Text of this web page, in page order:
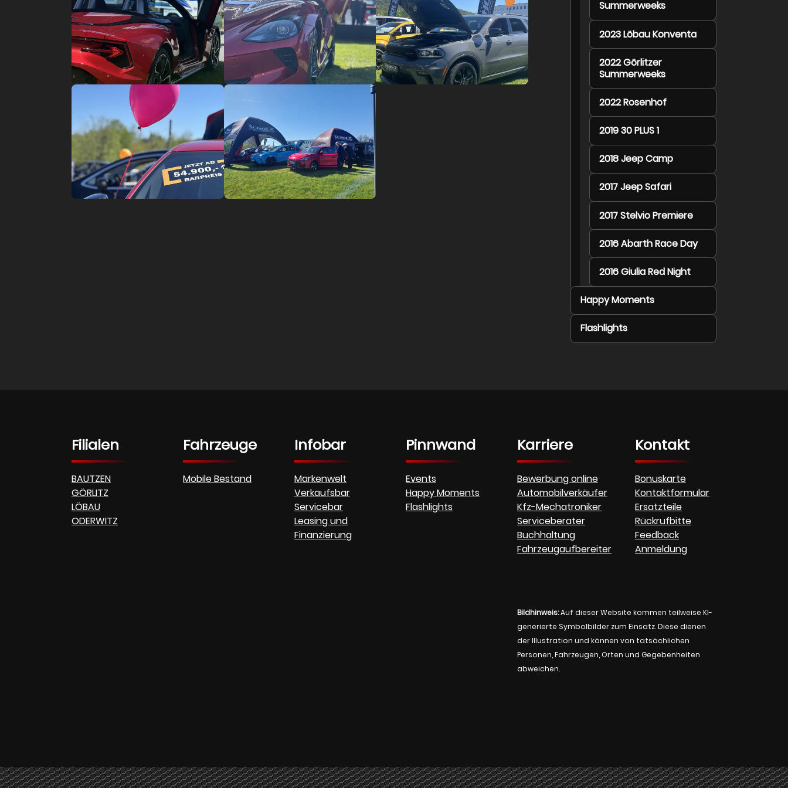
Show larger version Show larger version
Summerweeks
2023 Löbau Konventa
2022 Görlitzer
Summerweeks
2022 Rosenhof
2019 30 PLUS 1
2018 Jeep Camp
2017 Jeep Safari
2017 Stelvio Premiere
2016 Abarth Race Day
2016 Giulia Red Night
Happy Moments
Flashlights
Filialen
BAUTZEN
GÖRLITZ
LÖBAU
ODERWITZ
Fahrzeuge
Mobile Bestand
Infobar
Markenwelt
Verkaufsbar
Servicebar
Leasing und
Finanzierung
Pinnwand
Events
Happy Moments
Flashlights
Karriere
Bewerbung online
Automobilverkäufer
Kfz-Mechatroniker
Serviceberater
Buchhaltung
Fahrzeugaufbereiter
Kontakt
Bonuskarte
Kontaktformular
Ersatzteile
Rückrufbitte
Feedback
Anmeldung
Bildhinweis:Auf dieser Website kommen teilweise KI-
generierte Symbolbilder zum Einsatz. Diese dienen
der Illustration und können von tatsächlichen
Personen, Fahrzeugen, Orten und Gegebenheiten
abweichen.